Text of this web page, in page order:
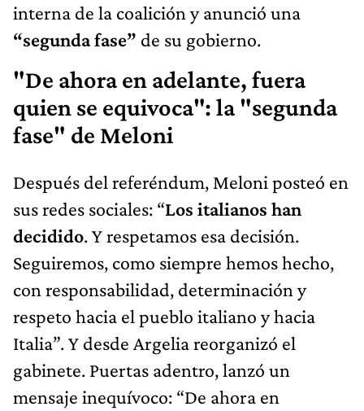
interna de la coalición y anunció una
“segunda fase” de su gobierno.
"De ahora en adelante, fuera
quien se equivoca": la "segunda
fase" de Meloni
Después del referéndum, Meloni posteó en
sus redes sociales: “Los italianos han
decidido. Y respetamos esa decisión.
Seguiremos, como siempre hemos hecho,
con responsabilidad, determinación y
respeto hacia el pueblo italiano y hacia
Italia”. Y desde Argelia reorganizó el
gabinete. Puertas adentro, lanzó un
mensaje inequívoco: “De ahora en